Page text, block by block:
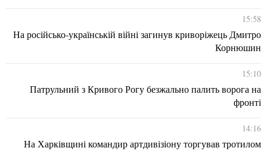
15:58
На російсько-українській війні загинув криворіжець Дмитро
Корнюшин
15:10
Патрульний з Кривого Рогу безжально палить ворога на
фронті
14:16
На Харківщині командир артдивізіону торгував тротилом